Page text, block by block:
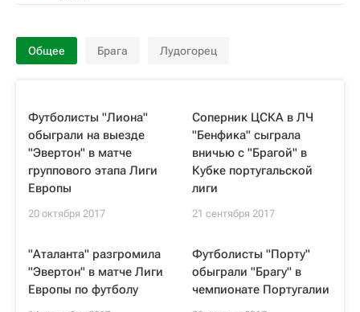
Общее Брага Лудогорец
Футболисты "Лиона"
обыграли на выезде
"Эвертон" в матче
группового этапа Лиги
Европы
20 октября 2017
Соперник ЦСКА в ЛЧ
"Бенфика" сыграла
вничью с "Брагой" в
Кубке португальской
лиги
21 сентября 2017
"Аталанта" разгромила
"Эвертон" в матче Лиги
Европы по футболу
Футболисты "Порту"
обыграли "Брагу" в
чемпионате Португалии